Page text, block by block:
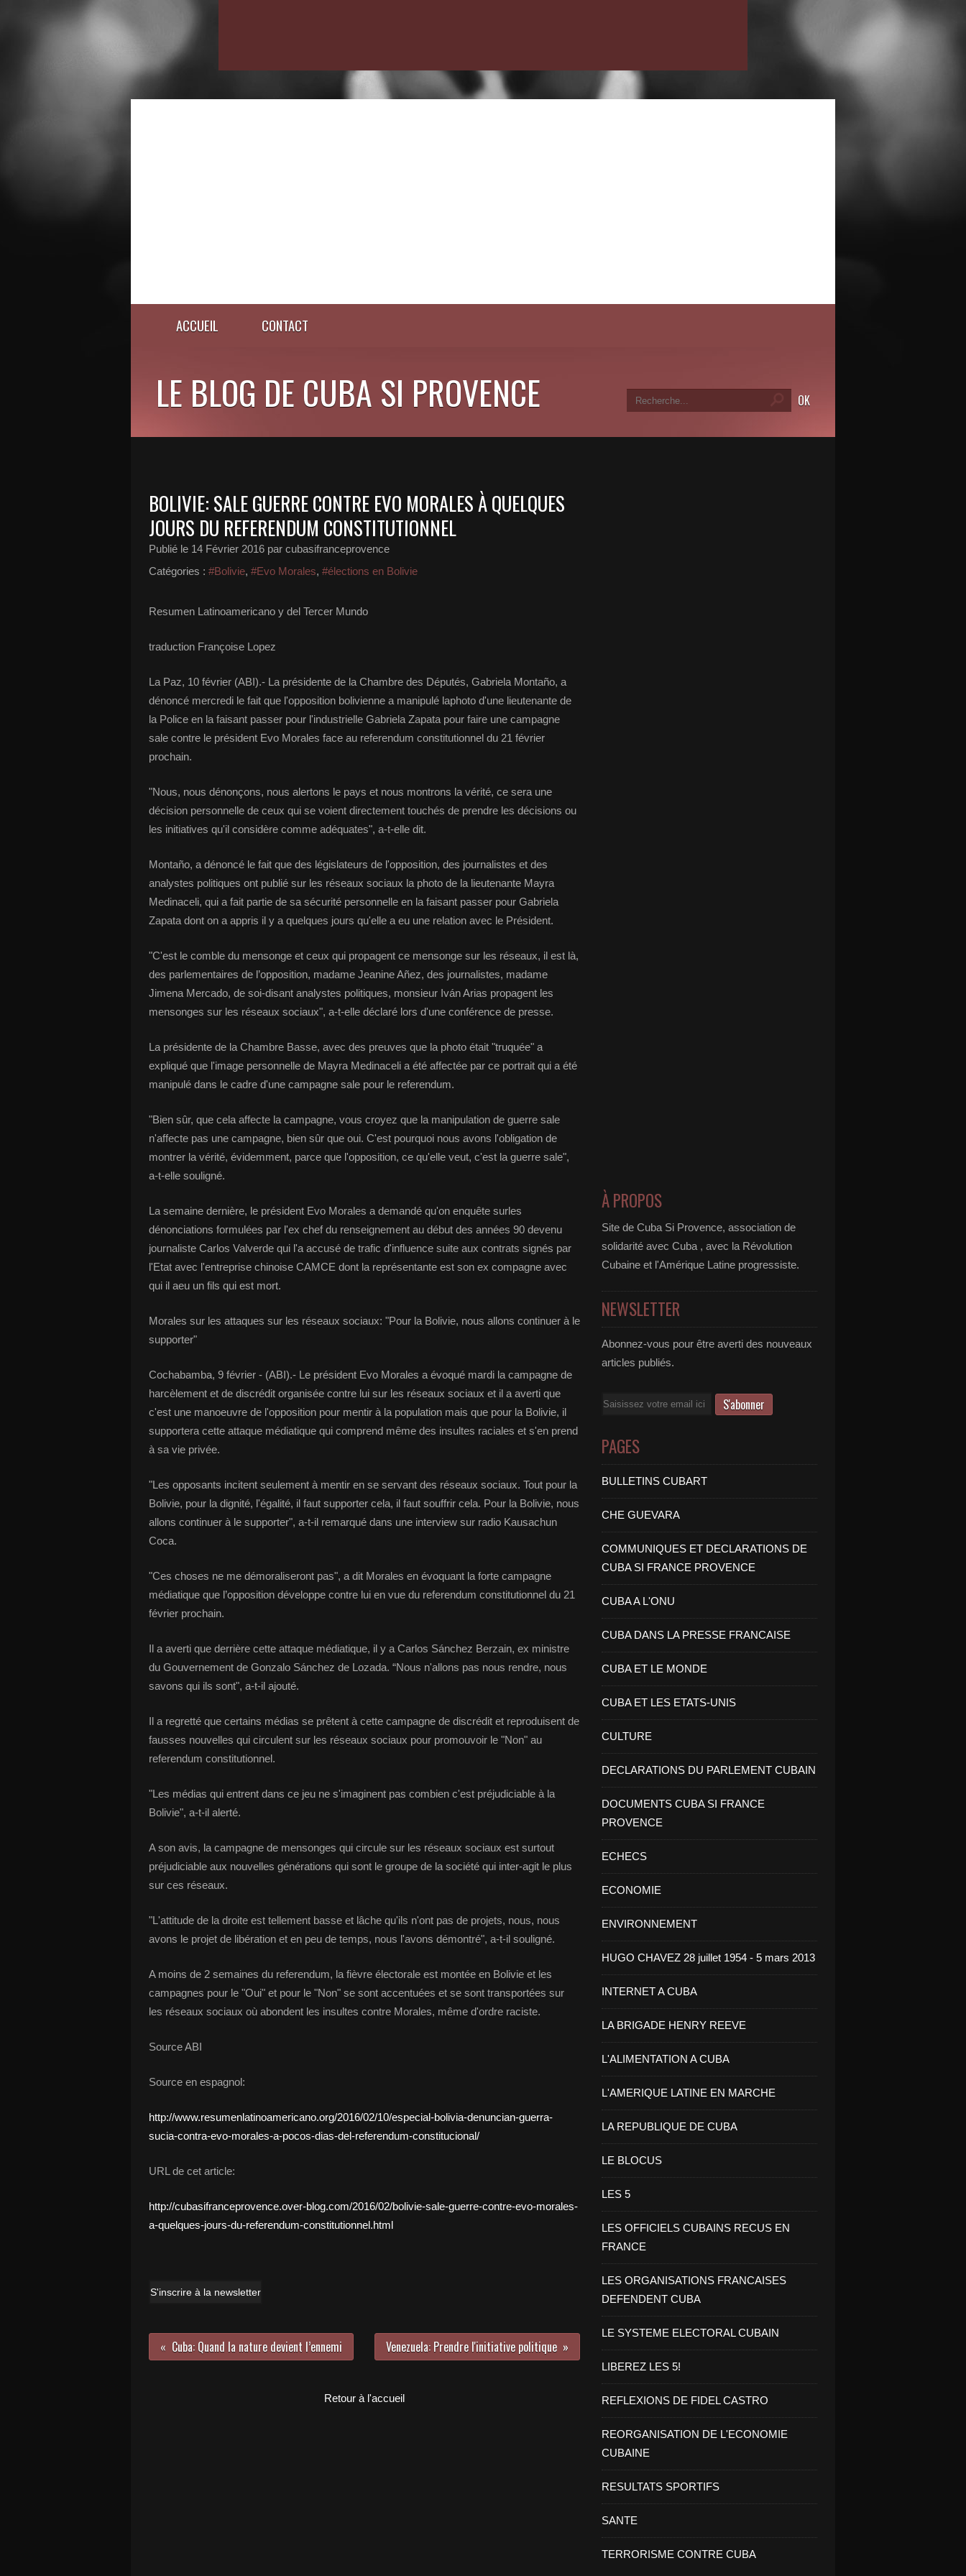
ACCUEIL CONTACT
LE BLOG DE CUBA SI PROVENCE
BOLIVIE: SALE GUERRE CONTRE EVO MORALES À QUELQUES
JOURS DU REFERENDUM CONSTITUTIONNEL
Publié le 14 Février 2016 par cubasifranceprovence
Catégories : #Bolivie, #Evo Morales, #élections en Bolivie
Resumen Latinoamericano y del Tercer Mundo
traduction Françoise Lopez
La Paz, 10 février (ABI).- La présidente de la Chambre des Députés, Gabriela Montaño, a
dénoncé mercredi le fait que l'opposition bolivienne a manipulé laphoto d'une lieutenante de
la Police en la faisant passer pour l'industrielle Gabriela Zapata pour faire une campagne
sale contre le président Evo Morales face au referendum constitutionnel du 21 février
prochain.
"Nous, nous dénonçons, nous alertons le pays et nous montrons la vérité, ce sera une
décision personnelle de ceux qui se voient directement touchés de prendre les décisions ou
les initiatives qu'il considère comme adéquates", a-t-elle dit.
Montaño, a dénoncé le fait que des législateurs de l'opposition, des journalistes et des
analystes politiques ont publié sur les réseaux sociaux la photo de la lieutenante Mayra
Medinaceli, qui a fait partie de sa sécurité personnelle en la faisant passer pour Gabriela
Zapata dont on a appris il y a quelques jours qu'elle a eu une relation avec le Président.
"C'est le comble du mensonge et ceux qui propagent ce mensonge sur les réseaux, il est là,
des parlementaires de l’opposition, madame Jeanine Añez, des journalistes, madame
Jimena Mercado, de soi-disant analystes politiques, monsieur Iván Arias propagent les
mensonges sur les réseaux sociaux", a-t-elle déclaré lors d'une conférence de presse.
La présidente de la Chambre Basse, avec des preuves que la photo était "truquée" a
expliqué que l'image personnelle de Mayra Medinaceli a été affectée par ce portrait qui a été
manipulé dans le cadre d'une campagne sale pour le referendum.
"Bien sûr, que cela affecte la campagne, vous croyez que la manipulation de guerre sale
n'affecte pas une campagne, bien sûr que oui. C'est pourquoi nous avons l'obligation de
montrer la vérité, évidemment, parce que l'opposition, ce qu'elle veut, c'est la guerre sale",
a-t-elle souligné.
La semaine dernière, le président Evo Morales a demandé qu'on enquête surles
dénonciations formulées par l'ex chef du renseignement au début des années 90 devenu
journaliste Carlos Valverde qui l'a accusé de trafic d'influence suite aux contrats signés par
l'Etat avec l'entreprise chinoise CAMCE dont la représentante est son ex compagne avec
qui il aeu un fils qui est mort.
Morales sur les attaques sur les réseaux sociaux: "Pour la Bolivie, nous allons continuer à le
supporter"
Cochabamba, 9 février - (ABI).- Le président Evo Morales a évoqué mardi la campagne de
harcèlement et de discrédit organisée contre lui sur les réseaux sociaux et il a averti que
c'est une manoeuvre de l'opposition pour mentir à la population mais que pour la Bolivie, il
supportera cette attaque médiatique qui comprend même des insultes raciales et s'en prend
à sa vie privée.
"Les opposants incitent seulement à mentir en se servant des réseaux sociaux. Tout pour la
Bolivie, pour la dignité, l'égalité, il faut supporter cela, il faut souffrir cela. Pour la Bolivie, nous
allons continuer à le supporter", a-t-il remarqué dans une interview sur radio Kausachun
Coca.
"Ces choses ne me démoraliseront pas", a dit Morales en évoquant la forte campagne
médiatique que l’opposition développe contre lui en vue du referendum constitutionnel du 21
février prochain.
Il a averti que derrière cette attaque médiatique, il y a Carlos Sánchez Berzain, ex ministre
du Gouvernement de Gonzalo Sánchez de Lozada. “Nous n'allons pas nous rendre, nous
savons qui ils sont", a-t-il ajouté.
Il a regretté que certains médias se prêtent à cette campagne de discrédit et reproduisent de
fausses nouvelles qui circulent sur les réseaux sociaux pour promouvoir le "Non" au
referendum constitutionnel.
"Les médias qui entrent dans ce jeu ne s'imaginent pas combien c'est préjudiciable à la
Bolivie", a-t-il alerté.
A son avis, la campagne de mensonges qui circule sur les réseaux sociaux est surtout
préjudiciable aux nouvelles générations qui sont le groupe de la société qui inter-agit le plus
sur ces réseaux.
"L'attitude de la droite est tellement basse et lâche qu'ils n'ont pas de projets, nous, nous
avons le projet de libération et en peu de temps, nous l'avons démontré", a-t-il souligné.
A moins de 2 semaines du referendum, la fièvre électorale est montée en Bolivie et les
campagnes pour le "Oui" et pour le "Non" se sont accentuées et se sont transportées sur
les réseaux sociaux où abondent les insultes contre Morales, même d'ordre raciste.
Source ABI
Source en espagnol:
http://www.resumenlatinoamericano.org/2016/02/10/especial-bolivia-denuncian-guerra-
sucia-contra-evo-morales-a-pocos-dias-del-referendum-constitucional/
URL de cet article:
http://cubasifranceprovence.over-blog.com/2016/02/bolivie-sale-guerre-contre-evo-morales-
a-quelques-jours-du-referendum-constitutionnel.html
S'inscrire à la newsletter
Cuba: Quand la nature devient l’ennemi Venezuela: Prendre l'initiative politique
Retour à l'accueil
À PROPOS
Site de Cuba Si Provence, association de
solidarité avec Cuba , avec la Révolution
Cubaine et l'Amérique Latine progressiste.
NEWSLETTER
Abonnez-vous pour être averti des nouveaux
articles publiés.
Email
PAGES
BULLETINS CUBART
CHE GUEVARA
COMMUNIQUES ET DECLARATIONS DE
CUBA SI FRANCE PROVENCE
CUBA A L'ONU
CUBA DANS LA PRESSE FRANCAISE
CUBA ET LE MONDE
CUBA ET LES ETATS-UNIS
CULTURE
DECLARATIONS DU PARLEMENT CUBAIN
DOCUMENTS CUBA SI FRANCE
PROVENCE
ECHECS
ECONOMIE
ENVIRONNEMENT
HUGO CHAVEZ 28 juillet 1954 - 5 mars 2013
INTERNET A CUBA
LA BRIGADE HENRY REEVE
L'ALIMENTATION A CUBA
L'AMERIQUE LATINE EN MARCHE
LA REPUBLIQUE DE CUBA
LE BLOCUS
LES 5
LES OFFICIELS CUBAINS RECUS EN
FRANCE
LES ORGANISATIONS FRANCAISES
DEFENDENT CUBA
LE SYSTEME ELECTORAL CUBAIN
LIBEREZ LES 5!
REFLEXIONS DE FIDEL CASTRO
REORGANISATION DE L'ECONOMIE
CUBAINE
RESULTATS SPORTIFS
SANTE
TERRORISME CONTRE CUBA